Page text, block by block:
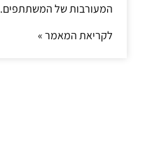
המעורבות של המשתתפים.
לקריאת המאמר »